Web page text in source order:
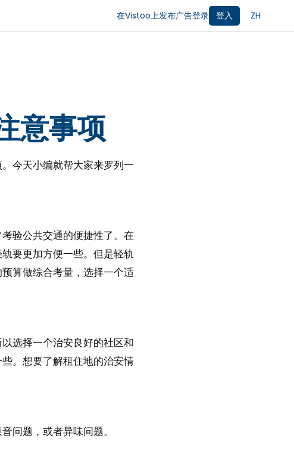
在Vistoo上发布广告登录 登入 ZH
意事项
今天小编就帮大家来罗列一
验公共交通的便捷性了。在
要更加方便一些。但是轻轨
算做综合考量，选择一个适
选择一个治安良好的社区和
。想要了解租住地的治安情
问题，或者异味问题。